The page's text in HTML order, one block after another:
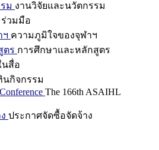
ม งานวิจัยและนวัตกรรม
วมมือ
ฯ ความภูมิใจของจุฬาฯ
ตร การศึกษาและหลักสูตร
นสื่อ
กิจกรรม
The 166th ASAIHL
ประกาศจัดซื้อจัดจ้าง